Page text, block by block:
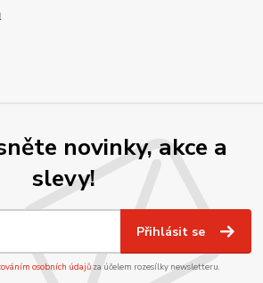
novinky, akce a
slevy!
Přihlásit se
osobních údajůza účelem rozesílky newsletteru.